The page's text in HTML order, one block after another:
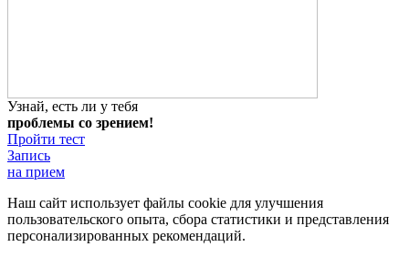
Узнай, есть ли у тебя
проблемы со зрением!
Пройти тест
Запись
на прием
Наш сайт использует файлы cookie для улучшения
пользовательского опыта, сбора статистики и представления
персонализированных рекомендаций.